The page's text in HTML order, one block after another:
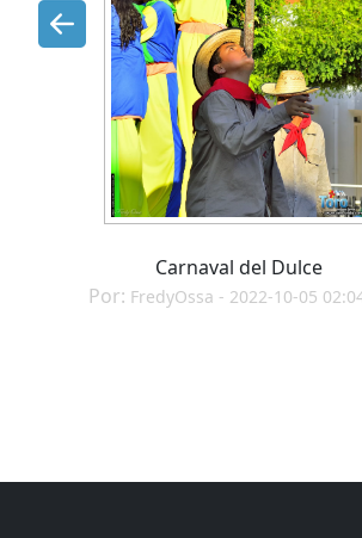
Carnaval del Dulce
Por: FredyOssa - 2022-10-05